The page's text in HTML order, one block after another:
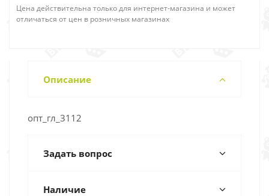
Цена действительна только для интернет-магазина и может
отличаться от цен в розничных магазинах
Описание
опт_гл_3112
Задать вопрос
Наличие